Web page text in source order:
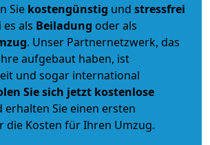
Sie kostengünstig und stressfrei
es als Beiladung oder als
. Unser Partnernetzwerk, das
aufgebaut haben, ist
und sogar international
Sie sich jetzt kostenlose
erhalten Sie einen ersten
die Kosten für Ihren Umzug.